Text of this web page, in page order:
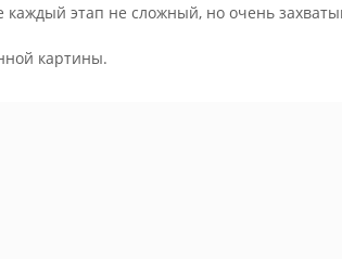
каждый этап не сложный, но очень
картины.